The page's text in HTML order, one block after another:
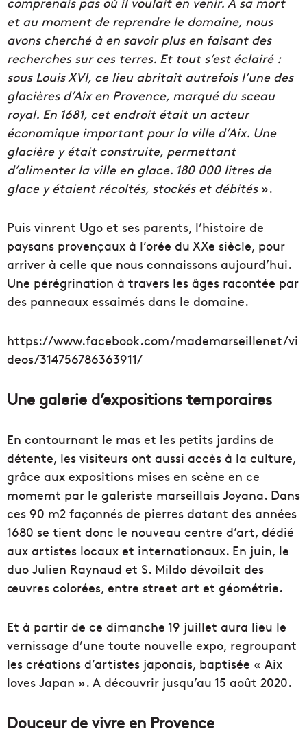
et au moment de reprendre le domaine, nous
avons cherché à en savoir plus en faisant des
recherches sur ces terres. Et tout s’est éclairé :
sous Louis XVI, ce lieu abritait autrefois l’une des
glacières d’Aix en Provence, marqué du sceau
royal. En 1681, cet endroit était un acteur
économique important pour la ville d’Aix. Une
glacière y était construite, permettant
d’alimenter la ville en glace. 180 000 litres de
glace y étaient récoltés, stockés et débités ».
Puis vinrent Ugo et ses parents, l’histoire de
paysans provençaux à l’orée du XXe siècle, pour
arriver à celle que nous connaissons aujourd’hui.
Une pérégrination à travers les âges racontée par
des panneaux essaimés dans le domaine.
https://www.facebook.com/mademarseillenet/vi
deos/314756786363911/
Une galerie d’expositions temporaires
En contournant le mas et les petits jardins de
détente, les visiteurs ont aussi accès à la culture,
grâce aux expositions mises en scène en ce
momemt par le galeriste marseillais Joyana. Dans
ces 90 m2 façonnés de pierres datant des années
1680 se tient donc le nouveau centre d’art, dédié
aux artistes locaux et internationaux. En juin, le
duo Julien Raynaud et S. Mildo dévoilait des
œuvres colorées, entre street art et géométrie.
Et à partir de ce dimanche 19 juillet aura lieu le
vernissage d’une toute nouvelle expo, regroupant
les créations d’artistes japonais, baptisée « Aix
loves Japan ». A découvrir jusqu’au 15 août 2020.
Douceur de vivre en Provence